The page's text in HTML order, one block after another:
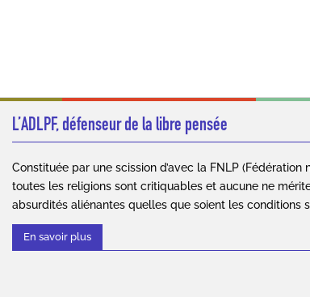
L’ADLPF, défenseur de la libre pensée
Constituée par une scission d’avec la FNLP (Fédération
toutes les religions sont critiquables et aucune ne
absurdités aliénantes quelles que soient les conditions
En savoir plus